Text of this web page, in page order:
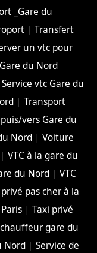
_Gare du
|Transfert
un vtc pour
du Nord
Service vtc Gare du
| Transport
vers Gare du
Nord| Voiture
VTC à la gare du
du Nord| VTC
pas cher à la
| Taxi privé
gare du
Nord |Service de